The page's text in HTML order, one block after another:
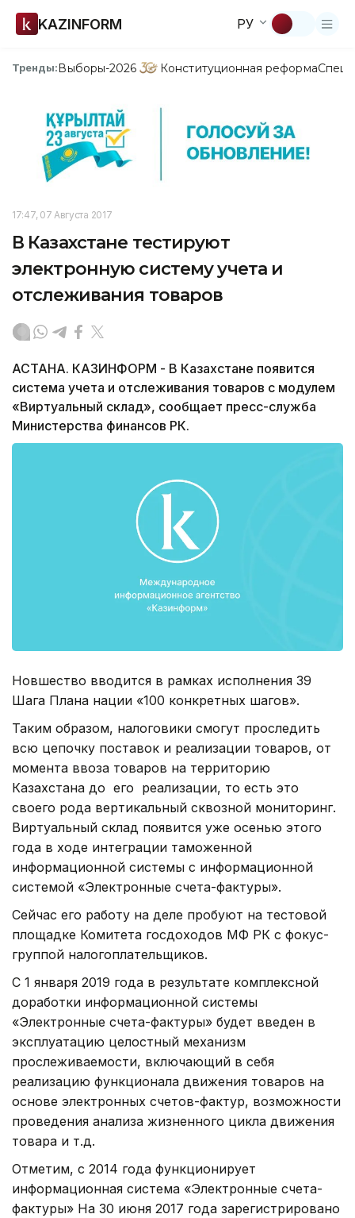
KAZINFORM РУ
Тренды:Выборы-2026 Конституционная реформа
17:47, 07 Августа 2017
В Казахстане тестируют
электронную систему учета и
отслеживания товаров
АСТАНА. КАЗИНФОРМ - В Казахстане появится
система учета и отслеживания товаров с модулем
«Виртуальный склад», сообщает пресс-служба
Министерства финансов РК.
Новшество вводится в рамках исполнения 39
Шага Плана нации «100 конкретных шагов».
Таким образом, налоговики смогут проследить
всю цепочку поставок и реализации товаров, от
момента ввоза товаров на территорию
Казахстана до его реализации, то есть это
своего рода вертикальный сквозной мониторинг.
Виртуальный склад появится уже осенью этого
года в ходе интеграции таможенной
информационной системы с информационной
системой «Электронные счета-фактуры».
Сейчас его работу на деле пробуют на тестовой
площадке Комитета госдоходов МФ РК с фокус-
группой налогоплательщиков.
С 1 января 2019 года в результате комплексной
доработки информационной системы
«Электронные счета-фактуры» будет введен в
эксплуатацию целостный механизм
прослеживаемости, включающий в себя
реализацию функционала движения товаров на
основе электронных счетов-фактур, возможности
проведения анализа жизненного цикла движения
товара и т.д.
Отметим, с 2014 года функционирует
информационная система «Электронные счета-
фактуры» На 30 июня 2017 года зарегистрировано